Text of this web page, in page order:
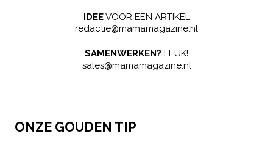
IDEEVOOR EEN ARTIKEL
redactie@mamamagazine.nl
SAMENWERKEN? LEUK!
sales@mamamagazine.nl
ONZE GOUDEN TIP